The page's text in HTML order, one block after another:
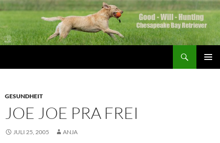
Zum
springen
GESUNDHEIT
JOE JOE PRA FREI
JULI 25, 2005 ANJA